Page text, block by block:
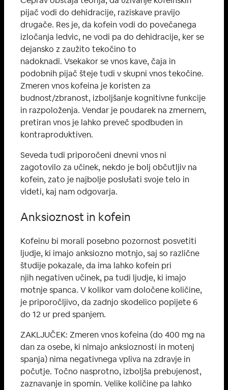
pijač vodi do dehidracije, raziskave pravijo
drugače. Res je, da kofein vodi do povečanega
izločanja ledvic, ne vodi pa do dehidracije, ker se
dejansko z zaužito tekočino to
nadoknadi. Vsekakor se vnos kave, čaja in
podobnih pijač šteje tudi v skupni vnos tekočine.
Zmeren vnos kofeina je koristen za
budnost/zbranost, izboljšanje kognitivne funkcije
in razpoloženja. Vendar je poudarek na zmernem,
pretiran vnos je lahko preveč spodbuden in
kontraproduktiven.
Seveda tudi priporočeni dnevni vnos ni
zagotovilo za učinek, nekdo je bolj občutljiv na
kofein, zato je najbolje poslušati svoje telo in
videti, kaj nam odgovarja.
Anksioznost in kofein
Kofeinu bi morali posebno pozornost posvetiti
ljudje, ki imajo anksiozno motnjo, saj so različne
študije pokazale, da ima lahko kofein pri
njih negativen učinek, pa tudi ljudje, ki imajo
motnje spanca. V kolikor vam določene količine,
je priporočljivo, da zadnjo skodelico popijete 6
do 12 ur pred spanjem.
ZAKLJUČEK: Zmeren vnos kofeina (do 400 mg na
dan za osebe, ki nimajo anksioznosti in motenj
spanja) nima negativnega vpliva na zdravje in
počutje. Točno nasprotno, izboljša prebujenost,
zaznavanje in spomin. Velike količine pa lahko